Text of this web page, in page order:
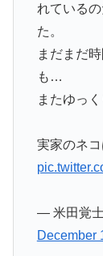
れている
た。
まだまだ
も…
またゆっ
実家のネ
— 米田覚
December